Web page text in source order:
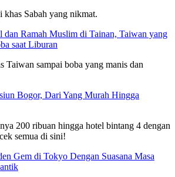
Sabah yang nikmat.
dan Ramah Muslim di Tainan, Taiwan yang
saat Liburan
Taiwan sampai boba yang manis dan
Bogor, Dari Yang Murah Hingga
200 ribuan hingga hotel bintang 4 dengan
semua di sini!
Gem di Tokyo Dengan Suasana Masa